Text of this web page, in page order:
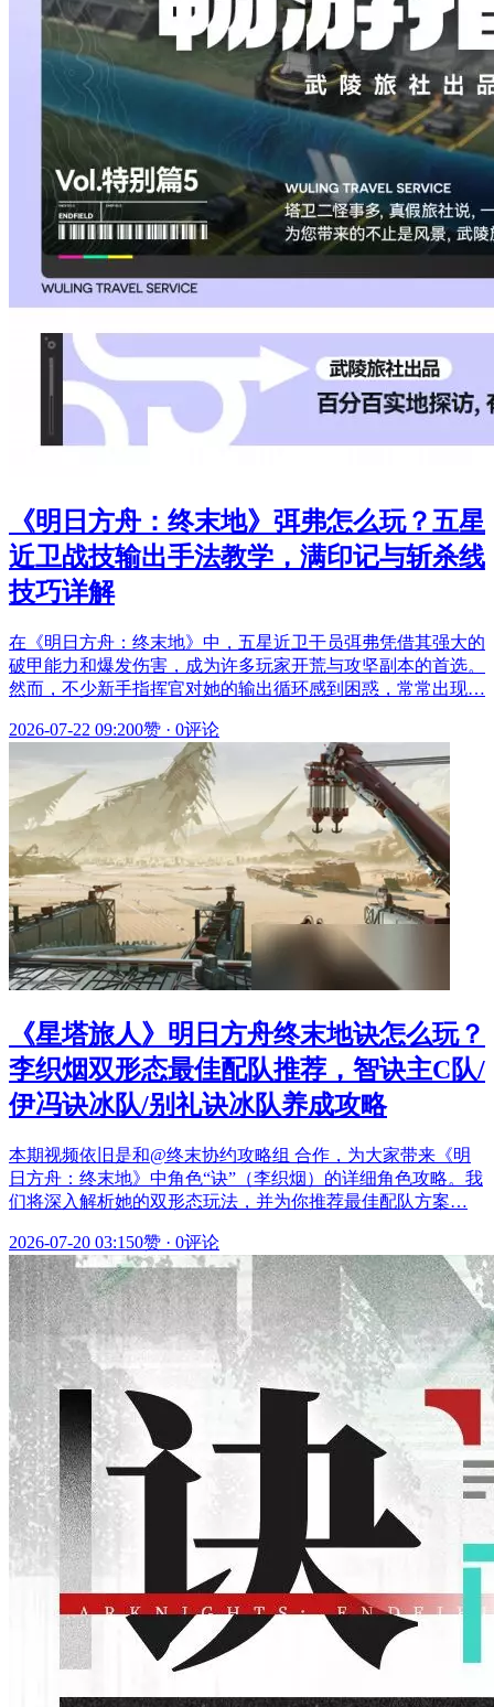
《明日方舟：终末地》弭弗怎么玩？五星
近卫战技输出手法教学，满印记与斩杀线
技巧详解
在《明日方舟：终末地》中，五星近卫干员弭弗凭借其强大的
破甲能力和爆发伤害，成为许多玩家开荒与攻坚副本的首选。
然而，不少新手指挥官对她的输出循环感到困惑，常常出现…
2026-07-22 09:200赞 · 0评论
《星塔旅人》明日方舟终末地诀怎么玩？
李织烟双形态最佳配队推荐，智诀主C队/
伊冯诀冰队/别礼诀冰队养成攻略
本期视频依旧是和@终末协约攻略组 合作，为大家带来《明
日方舟：终末地》中角色“诀”（李织烟）的详细角色攻略。我
们将深入解析她的双形态玩法，并为你推荐最佳配队方案…
2026-07-20 03:150赞 · 0评论